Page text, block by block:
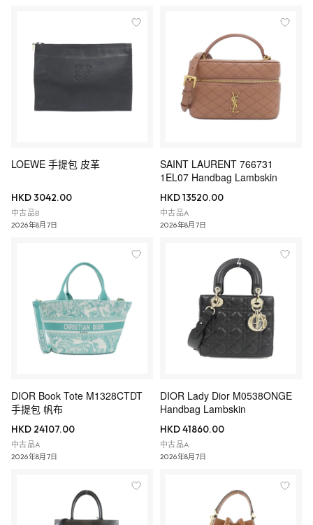
LOEWE 手提包 皮革
HKD 3042.00
中古品B
2026年8月7日
SAINT LAURENT 766731
1EL07 Handbag Lambskin
HKD 13520.00
中古品A
2026年8月7日
DIOR Book Tote M1328CTDT
手提包 帆布
HKD 24107.00
中古品A
2026年8月7日
DIOR Lady Dior M0538ONGE
Handbag Lambskin
HKD 41860.00
中古品A
2026年8月7日